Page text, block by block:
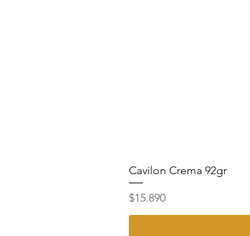
Cavilon Crema 92gr
Precio
$15.890